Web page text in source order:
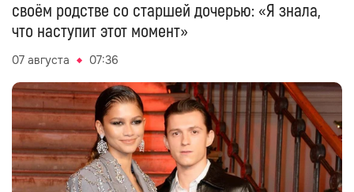
своём родстве со старшей дочерью: «Я знала,
что наступит этот момент»
07 августа 07:36